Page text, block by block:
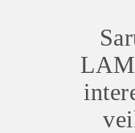
Būtiskie/